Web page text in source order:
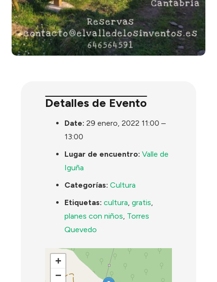
Detalles de Evento
Date: 29 enero, 2022 11:00 –
13:00
Lugar de encuentro: Valle de
Iguña
Categorías: Cultura
Etiquetas: cultura,gratis,
planes con niños, Torres
Quevedo
+
−